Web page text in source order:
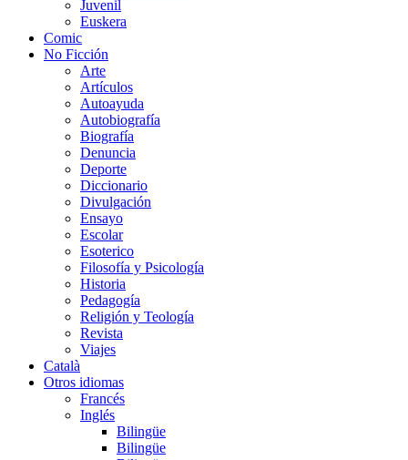
Juvenil
Euskera
Comic
No Ficción
Arte
Artículos
Autoayuda
Autobiografía
Biografía
Denuncia
Deporte
Diccionario
Divulgación
Ensayo
Escolar
Esoterico
Filosofía y Psicología
Historia
Pedagogía
Religión y Teología
Revista
Viajes
Català
Otros idiomas
Francés
Inglés
Bilingüe
Bilingüe